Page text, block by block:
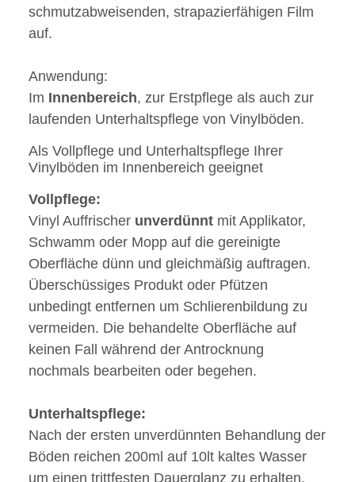
schmutzabweisenden, strapazierfähigen Film
auf.
Anwendung:
Im Innenbereich, zur Erstpflege als auch zur
laufenden Unterhaltspflege von Vinylböden.
Als Vollpflege und Unterhaltspflege Ihrer
Vinylböden im Innenbereich geeignet
Vollpflege:
Vinyl Auffrischer unverdünnt mit Applikator,
Schwamm oder Mopp auf die gereinigte
Oberfläche dünn und gleichmäßig auftragen.
Überschüssiges Produkt oder Pfützen
unbedingt entfernen um Schlierenbildung zu
vermeiden. Die behandelte Oberfläche auf
keinen Fall während der Antrocknung
nochmals bearbeiten oder begehen.
Unterhaltspflege:
Nach der ersten unverdünnten Behandlung der
Böden reichen 200ml auf 10lt kaltes Wasser
um einen trittfesten Dauerglanz zu erhalten.